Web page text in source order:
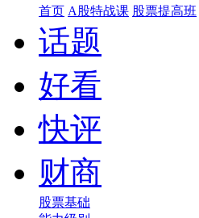
首页 A股特战课 股票提高班
话题
好看
快评
财商
股票基础